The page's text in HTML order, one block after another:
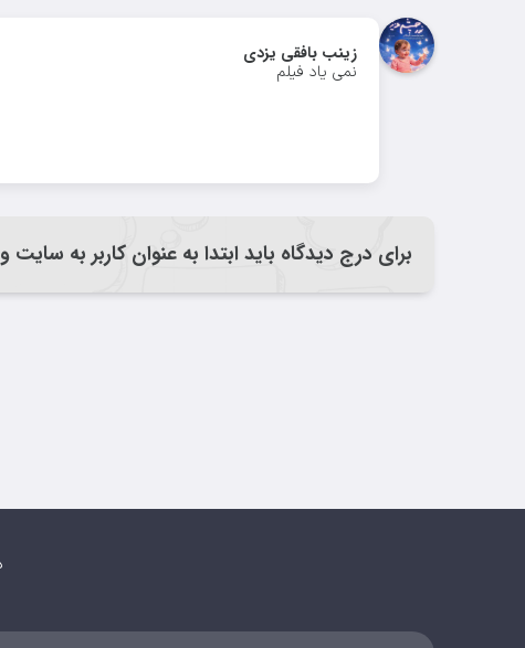
زینب بافقی یزدی
نمی یاد فیلم
برای درج دیدگاه باید ابتدا به عنوان کاربر به